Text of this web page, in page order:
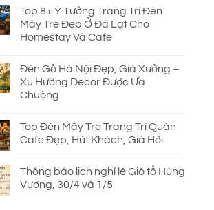
Top 8+ Ý Tưởng Trang Trí Đèn
Mây Tre Đẹp Ở Đà Lạt Cho
Homestay Và Cafe
Đèn Gỗ Hà Nội Đẹp, Giá Xưởng –
Xu Hướng Decor Được Ưa
Chuộng
Top Đèn Mây Tre Trang Trí Quán
Cafe Đẹp, Hút Khách, Giá Hời
Thông báo lịch nghỉ lễ Giỗ tổ Hùng
Vương, 30/4 và 1/5